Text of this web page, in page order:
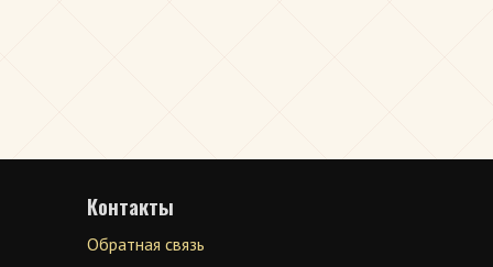
Контакты
Обратная связь